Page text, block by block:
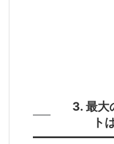
3. 最大
ト